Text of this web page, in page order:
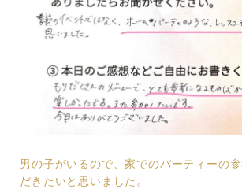
男の子がいるので、家でのパーティーの
だきたいと思いました。